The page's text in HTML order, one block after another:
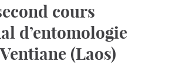
cours
d’entomologie
(Laos)